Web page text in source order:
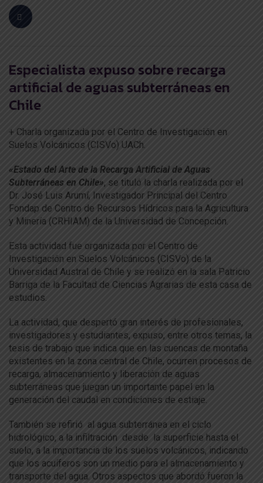
Especialista expuso sobre recarga
artificial de aguas subterráneas en
Chile
+ Charla organizada por el Centro de Investigación en
Suelos Volcánicos (CISVo) UACh.
«Estado del Arte de la Recarga Artificial de Aguas
Subterráneas en Chile», se tituló la charla realizada por el
Dr. José Luis Arumí, Investigador Principal del Centro
Fondap de Centro de Recursos Hídricos para la Agricultura
y Minería (CRHIAM) de la Universidad de Concepción.
Esta actividad fue organizada por el Centro de
Investigación en Suelos Volcánicos (CISVo) de la
Universidad Austral de Chile y se realizó en la sala Patricio
Barriga de la Facultad de Ciencias Agrarias de esta casa de
estudios.
La actividad, que despertó gran interés de profesionales,
investigadores y estudiantes, expuso, entre otros temas, la
tesis de trabajo que indica que en las cuencas de montaña
existentes en la zona central de Chile, ocurren procesos de
recarga, almacenamiento y liberación de aguas
subterráneas que juegan un importante papel en la
generación del caudal en condiciones de estiaje.
También se refirió al agua subterránea en el ciclo
hidrológico, a la infiltración desde la superficie hasta el
suelo, a la importancia de los suelos volcánicos, indicando
que los acuíferos son un medio para el almacenamiento y
transporte del agua. Otros aspectos que abordó fueron la